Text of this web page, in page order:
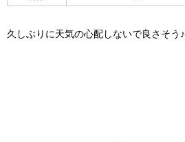
久しぶりに天気の心配しないで良さそう♪